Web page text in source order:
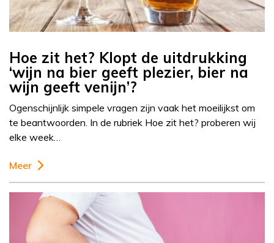
Hoe zit het? Klopt de uitdrukking
‘wijn na bier geeft plezier, bier na
wijn geeft venijn’?
Ogenschijnlijk simpele vragen zijn vaak het moeilijkst om
te beantwoorden. In de rubriek Hoe zit het? proberen wij
elke week…
Meer